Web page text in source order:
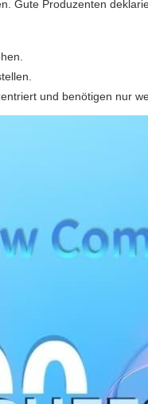
Gute Produzenten
und benötigen nur